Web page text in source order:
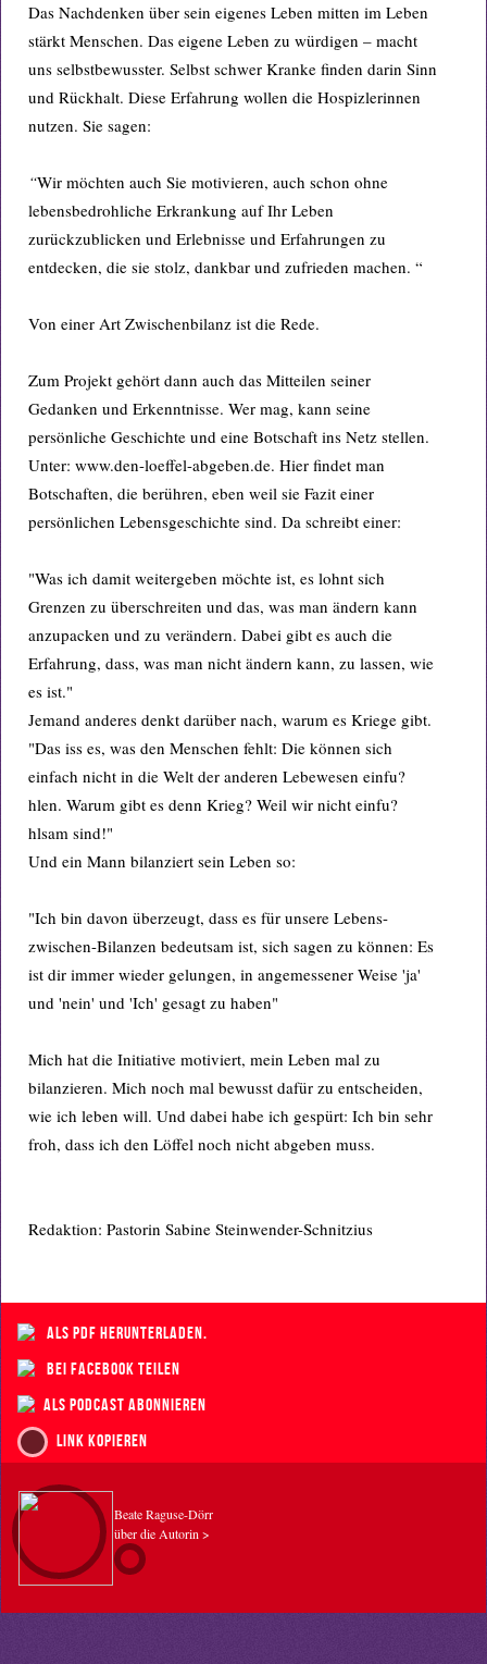
Das Nachdenken über sein eigenes Leben mitten im Leben
stärkt Menschen. Das eigene Leben zu würdigen – macht
uns selbstbewusster. Selbst schwer Kranke finden darin Sinn
und Rückhalt. Diese Erfahrung wollen die Hospizlerinnen
nutzen. Sie sagen:
“Wir möchten auch Sie motivieren, auch schon ohne
lebensbedrohliche Erkrankung auf Ihr Leben
zurückzublicken und Erlebnisse und Erfahrungen zu
entdecken, die sie stolz, dankbar und zufrieden machen. “
Von einer Art Zwischenbilanz ist die Rede.
Zum Projekt gehört dann auch das Mitteilen seiner
Gedanken und Erkenntnisse. Wer mag, kann seine
persönliche Geschichte und eine Botschaft ins Netz stellen.
Unter: www.den-loeffel-abgeben.de. Hier findet man
Botschaften, die berühren, eben weil sie Fazit einer
persönlichen Lebensgeschichte sind. Da schreibt einer:
"Was ich damit weitergeben möchte ist, es lohnt sich
Grenzen zu überschreiten und das, was man ändern kann
anzupacken und zu verändern. Dabei gibt es auch die
Erfahrung, dass, was man nicht ändern kann, zu lassen, wie
es ist."
Jemand anderes denkt darüber nach, warum es Kriege gibt.
"Das iss es, was den Menschen fehlt: Die können sich
einfach nicht in die Welt der anderen Lebewesen einfu?
hlen. Warum gibt es denn Krieg? Weil wir nicht einfu?
hlsam sind!"
Und ein Mann bilanziert sein Leben so:
"Ich bin davon überzeugt, dass es für unsere Lebens-
zwischen-Bilanzen bedeutsam ist, sich sagen zu können: Es
ist dir immer wieder gelungen, in angemessener Weise 'ja'
und 'nein' und 'Ich' gesagt zu haben"
Mich hat die Initiative motiviert, mein Leben mal zu
bilanzieren. Mich noch mal bewusst dafür zu entscheiden,
wie ich leben will. Und dabei habe ich gespürt: Ich bin sehr
froh, dass ich den Löffel noch nicht abgeben muss.
Redaktion: Pastorin Sabine Steinwender-Schnitzius
als PDF herunterladen.
bei Facebook teilen
als Podcast abonnieren
Link kopieren
Beate Raguse-Dörr
über die Autorin >